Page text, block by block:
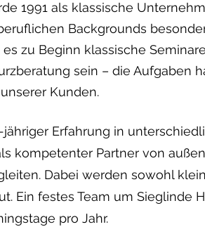
1991 als klassische
Backgrounds
es zu Beginn klassische
sein – die Aufgaben
Kunden.
Erfahrung in unterschie
kompetenter Partner von
Dabei werden sowohl
Ein festes Team um Sieglinde
pro Jahr.